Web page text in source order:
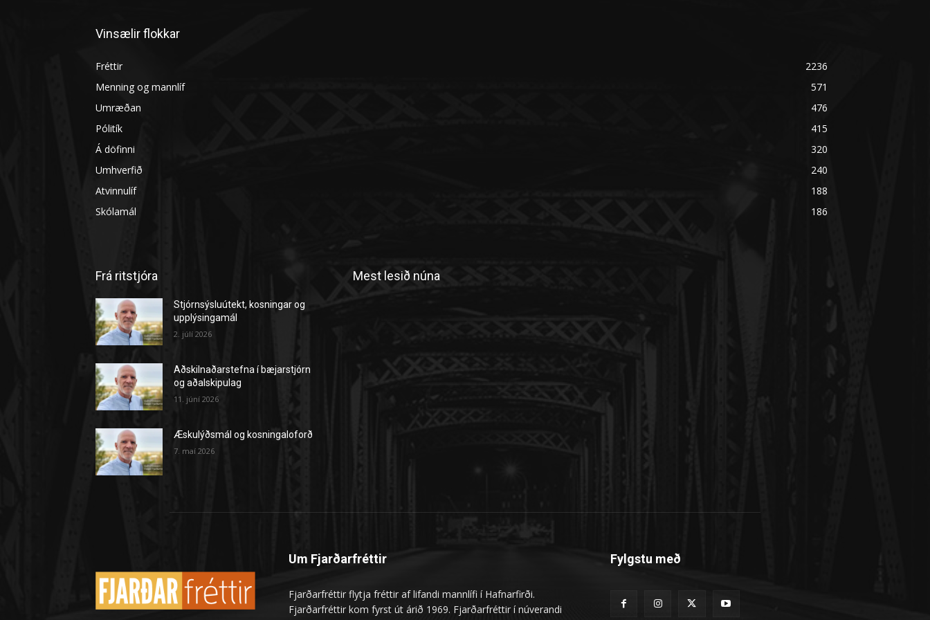
Vinsælir flokkar
Fréttir
2236
Menning og mannlíf
571
Umræðan
476
Pólitík
415
Á döfinni
320
Umhverfið
240
Atvinnulíf
188
Skólamál
186
Frá ritstjóra
Stjórnsýsluútekt, kosningar og
upplýsingamál
2. júlí 2026
Aðskilnaðarstefna í bæjarstjórn
og aðalskipulag
11. júní 2026
Æskulýðsmál og kosningaloforð
7. maí 2026
Mest lesið núna
Um Fjarðarfréttir
Fjarðarfréttir flytja fréttir af lifandi mannlífi í Hafnarfirði.
Fjarðarfréttir kom fyrst út árið 1969. Fjarðarfréttir í núverandi
Fylgstu með